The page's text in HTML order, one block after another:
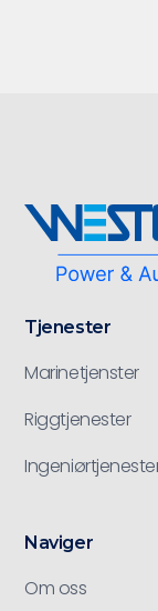
Tjenester
Marinetjenster
Riggtjenester
Naviger
Om oss